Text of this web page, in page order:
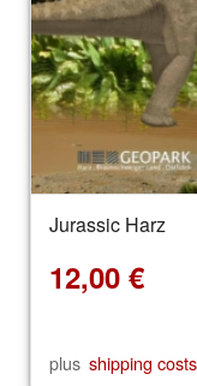
Jurassic Harz
12,00 €
plus shipping costs